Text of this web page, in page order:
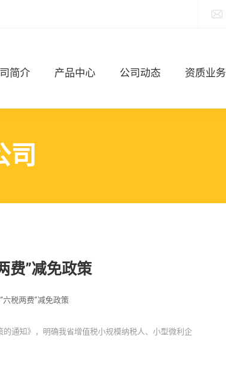
简介 产品中心 公司动态 资质业务
司
费”减免政策
税两费”减免政策
通知》，明确我省增值税小规模纳税人、小型微利企